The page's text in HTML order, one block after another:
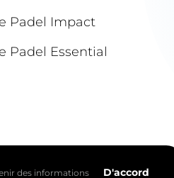
Padel Impact
Padel Essential
© 2026fr.wepadel.com
des informations D'accord